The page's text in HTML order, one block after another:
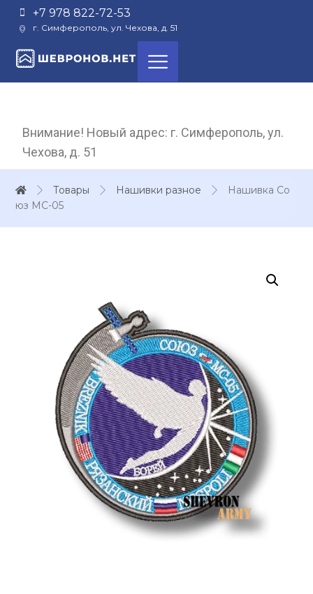
+7 978 822-72-53
г. Симферополь, ул. Чехова, д. 51
Внимание! Новый адрес: г. Симферополь, ул.
Чехова, д. 51
Товары Нашивки разное
Нашивка Со
юз МС-05